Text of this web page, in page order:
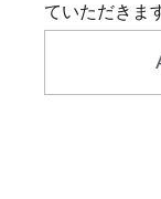
ていただきま